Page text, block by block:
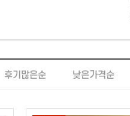
후기많은순 낮은가격순